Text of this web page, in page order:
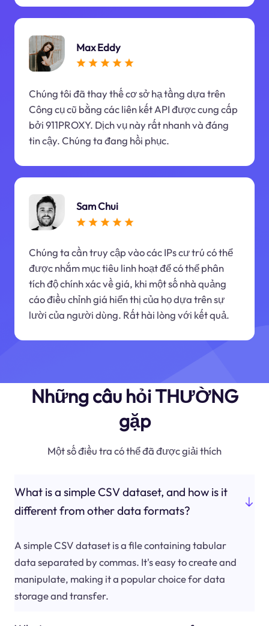
Max Eddy
Chúng tôi đã thay thế cơ sở hạ tầng dựa trên
Công cụ cũ bằng các liên kết API được cung cấp
bởi 911PROXY. Dịch vụ này rất nhanh và đáng
tin cậy. Chúng ta đang hồi phục.
Sam Chui
Chúng ta cần truy cập vào các IPs cư trú có thể
được nhắm mục tiêu linh hoạt để có thể phân
tích độ chính xác về giá, khi một số nhà quảng
cáo điều chỉnh giá hiển thị của họ dựa trên sự
lười của người dùng. Rất hài lòng với kết quả.
Những câu hỏi THƯỜNG
gặp
Một số điều tra có thể đã được giải thích
What is a simple CSV dataset, and how is it
different from other data formats?
A simple CSV dataset is a file containing tabular
data separated by commas. It's easy to create and
manipulate, making it a popular choice for data
storage and transfer.